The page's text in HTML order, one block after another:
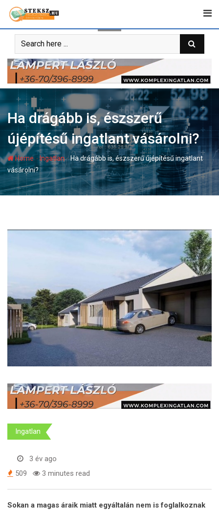
content
Ha drágább is, észszerű
újépítésű ingatlant vásárolni?
Home-Ingatlan-Ha drágább is, észszerű újépítésű ingatlant
vásárolni?
Ingatlan
3 év ago
509
3 minutes read
Sokan a magas áraik miatt egyáltalán nem is foglalkoznak